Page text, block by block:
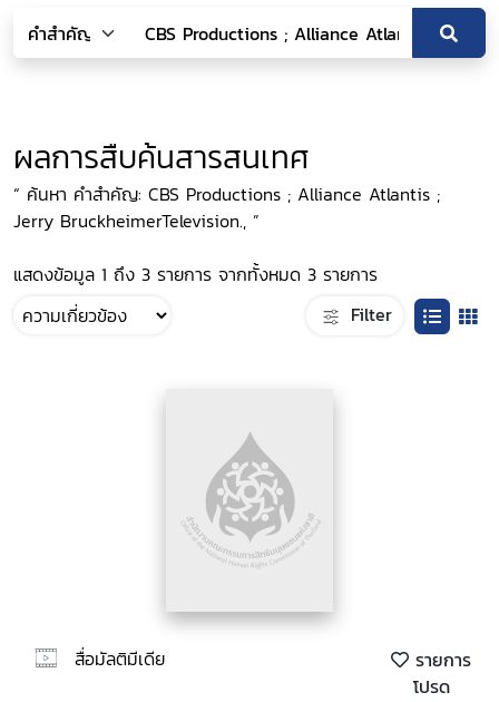
ผลการสืบค้นสารสนเทศ
“ ค้นหา คำสำคัญ: CBS Productions ; Alliance Atlantis ;
Jerry BruckheimerTelevision., ”
แสดงข้อมูล 1 ถึง 3 รายการ จากทั้งหมด 3 รายการ
Filter
สื่อมัลติมีเดีย
รายการ
โปรด